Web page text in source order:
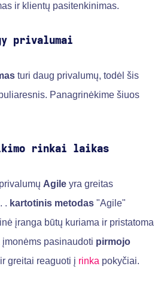
ir klientų pasitenkinimas.
privalumai
turi daug privalumų, todėl šis
Panagrinėkime šiuos
rinkai laikas
Agile yra greitas
. kartotinis metodas "Agile"
įranga būtų kuriama ir pristatoma
pasinaudoti pirmojo
ir greitai reaguoti į rinka pokyčiai.